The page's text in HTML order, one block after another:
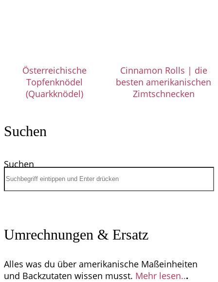
Österreichische
Topfenknödel
(Quarkknödel)
Cinnamon Rolls | die
besten amerikanischen
Zimtschnecken
Suchen
Suchen
Umrechnungen & Ersatz
Alles was du über amerikanische Maßeinheiten
und Backzutaten wissen musst. Mehr lesen...